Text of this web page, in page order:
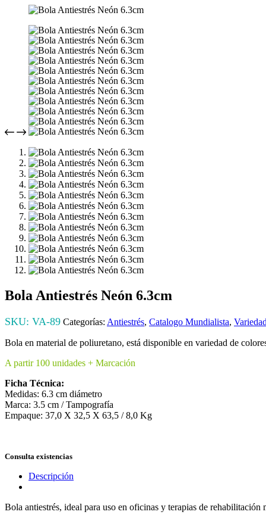
Bola Antiestrés Neón 6.3cm
SKU: VA-89 Categorías: Antiestrés, Catalogo Mundialista,
Bola en material de poliuretano, está disponible en variedad de
A partir 100 unidades + Marcación
Ficha Técnica:
Medidas: 6.3 cm diámetro
Marca: 3.5 cm / Tampografía
Empaque: 37,0 X 32,5 X 63,5 / 8,0 Kg
Consulta existencias
Descripción
Bola antiestrés, ideal para uso en oficinas y terapias de